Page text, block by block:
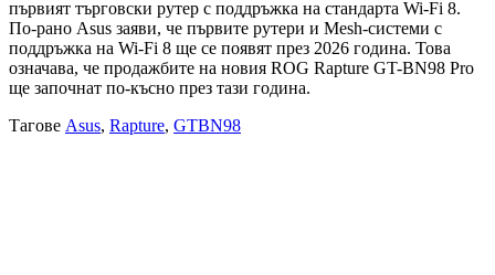
първият търговски рутер с поддръжка на стандарта Wi-Fi 8.
По-рано Asus заяви, че първите рутери и Mesh-системи с
поддръжка на Wi-Fi 8 ще се появят през 2026 година. Това
означава, че продажбите на новия ROG Rapture GT-BN98 Pro
ще започнат по-късно през тази година.
Тагове Asus, Rapture, GTBN98